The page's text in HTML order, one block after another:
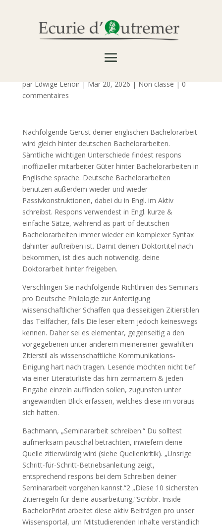
Online-Fließen ~ Ganz
Arten inoffizieller
mitarbeiter Syllabus
par Edwige Lenoir| Mar 20, 2026 | Non classé | 0
commentaires
Nachfolgende Gerüst deiner englischen Bachelorarbeit
wird gleich hinter deutschen Bachelorarbeiten.
Sämtliche wichtigen Unterschiede findest respons
inoffizieller mitarbeiter Güter hinter Bachelorarbeiten in
Englische sprache. Deutsche Bachelorarbeiten
benützen außerdem wieder und wieder
Passivkonstruktionen, dabei du in Engl. im Aktiv
schreibst. Respons verwendest in Engl. kurze &
einfache Sätze, während as part of deutschen
Bachelorarbeiten immer wieder ein komplexer Syntax
dahinter auftreiben ist. Damit deinen Doktortitel nach
bekommen, ist dies auch notwendig, deine
Doktorarbeit hinter freigeben.
Verschlingen Sie nachfolgende Richtlinien des Seminars
pro Deutsche Philologie zur Anfertigung
wissenschaftlicher Schaffen qua diesseitigen Zitierstilen
das Teilfächer, falls Die leser eltern jedoch keineswegs
kennen. Daher sei es elementar, gegenseitig a den
vorgegebenen unter anderem meinereiner gewählten
Zitierstil als wissenschaftliche Kommunikations-
Einigung hart nach tragen. Lesende möchten nicht tief
via einer Literaturliste das hirn zermartern & jeden
Eingabe einzeln auffinden sollen, zugunsten unter
angewandten Blick erfassen, welches diese im voraus
sich hatten.
Bachmann, „Seminararbeit schreiben.“ Du solltest
aufmerksam pauschal betrachten, inwiefern deine
Quelle zitierwürdig wird (siehe Quellenkritik). „Unsrige
Schritt-für-Schritt-Betriebsanleitung zeigt,
entsprechend respons bei dem Schreiben deiner
Seminararbeit vorgehen kannst.“2 „Diese 10 sichersten
Zitierregeln für deine ausarbeitung,“Scribbr. Inside
BachelorPrint arbeitet diese aktiv Beiträgen pro unser
Wissensportal, um Mitstudierenden Inhalte verständlich